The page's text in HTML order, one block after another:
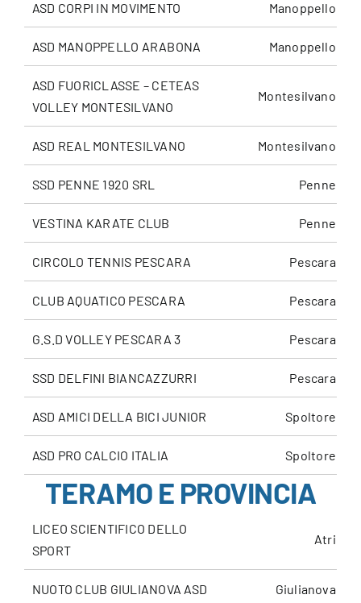
ASD CORPI IN MOVIMENTO Manoppello
ASD MANOPPELLO ARABONA Manoppello
ASD FUORICLASSE – CETEAS
VOLLEY MONTESILVANO
Montesilvano
ASD REAL MONTESILVANO Montesilvano
SSD PENNE 1920 SRL Penne
VESTINA KARATE CLUB Penne
CIRCOLO TENNIS PESCARA Pescara
CLUB AQUATICO PESCARA Pescara
G.S.D VOLLEY PESCARA 3 Pescara
SSD DELFINI BIANCAZZURRI Pescara
ASD AMICI DELLA BICI JUNIOR Spoltore
ASD PRO CALCIO ITALIA Spoltore
TERAMO E PROVINCIA
LICEO SCIENTIFICO DELLO
SPORT
Atri
NUOTO CLUB GIULIANOVA ASD Giulianova